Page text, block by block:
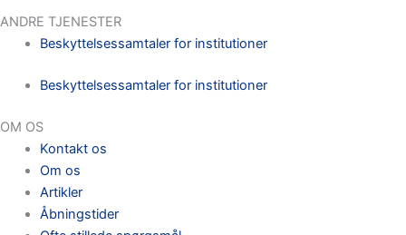
ANDRE TJENESTER
Beskyttelsessamtaler for institutioner
Beskyttelsessamtaler for institutioner
OM OS
Kontakt os
Om os
Artikler
Åbningstider